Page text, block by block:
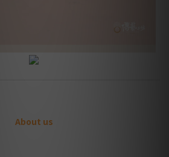
About us